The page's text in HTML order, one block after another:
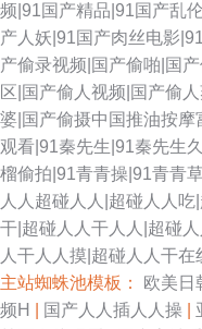
频|91国产精品|91国产乱
产人妖|91国产肉丝电影
产偷录视频|国产偷啪|国
区|国产偷人视频|国产偷
婆|国产偷摄中国推油按
观看|91秦先生|91秦先生
榴偷拍|91青青操|91青青
人人超碰人人|超碰人人
干|超碰人人干人人|超碰
人干人人摸|超碰人人干在
主站蜘蛛池模板： 欧美日
频H
国产人人插人人操